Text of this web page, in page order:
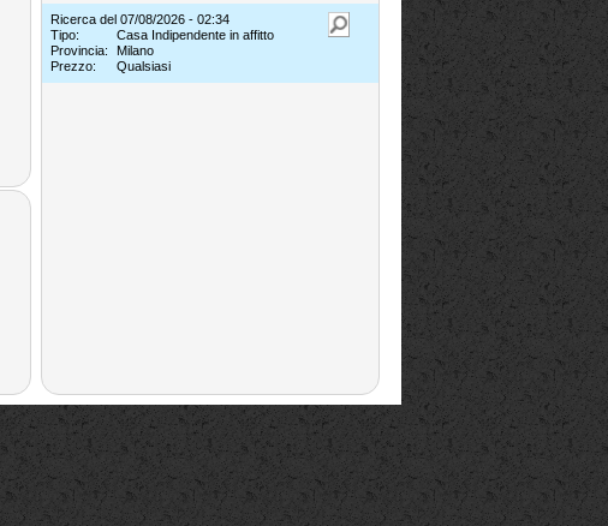
Ricerca del 07/08/2026 - 02:34
Tipo:
Casa Indipendente in affitto
Provincia:
Milano
Prezzo:
Qualsiasi